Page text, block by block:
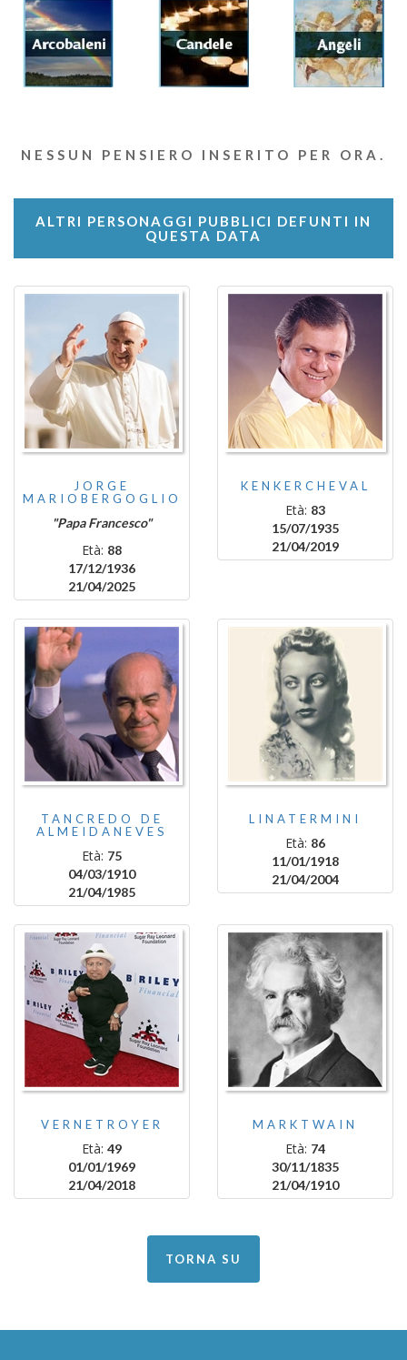
NESSUN PENSIERO INSERITO PER ORA.
ALTRI PERSONAGGI PUBBLICI DEFUNTI IN
QUESTA DATA
JORGE
MARIOBERGOGLIO
"Papa Francesco"
Età: 88
17/12/1936
21/04/2025
KENKERCHEVAL
Età: 83
15/07/1935
21/04/2019
TANCREDO DE
ALMEIDANEVES
Età: 75
04/03/1910
21/04/1985
LINATERMINI
Età: 86
11/01/1918
21/04/2004
VERNETROYER
Età: 49
01/01/1969
21/04/2018
MARKTWAIN
Età: 74
30/11/1835
21/04/1910
TORNA SU